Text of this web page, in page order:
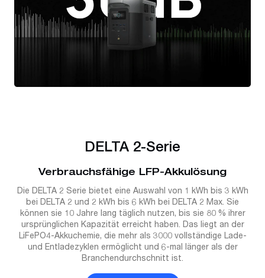
DELTA 2-Serie
Verbrauchsfähige LFP-Akkulösung
Die DELTA 2 Serie bietet eine Auswahl von 1 kWh bis 3 kWh
bei DELTA 2 und 2 kWh bis 6 kWh bei DELTA 2 Max. Sie
können sie 10 Jahre lang täglich nutzen, bis sie 80 % ihrer
ursprünglichen Kapazität erreicht haben. Das liegt an der
LiFePO4-Akkuchemie, die mehr als 3000 vollständige Lade-
und Entladezyklen ermöglicht und 6-mal länger als der
Branchendurchschnitt ist.